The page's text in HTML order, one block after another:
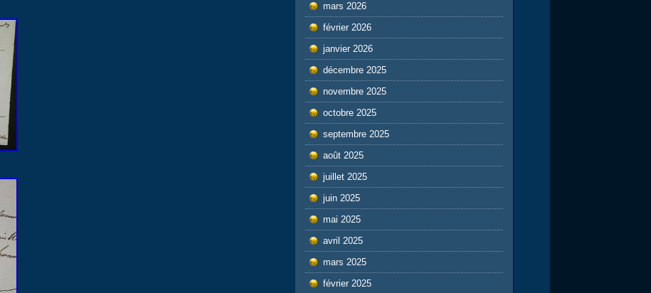
mars 2026
février 2026
janvier 2026
décembre 2025
novembre 2025
octobre 2025
septembre 2025
août 2025
juillet 2025
juin 2025
mai 2025
avril 2025
mars 2025
février 2025